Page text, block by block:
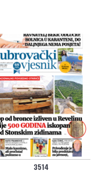
3514